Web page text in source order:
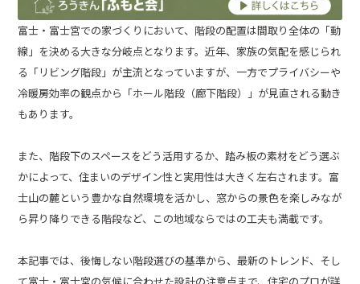
富士・富士宮での家づくりにおいて、階段の配置は間取り全体の「動
線」を決める大きな分岐点となります。近年、家族の気配を感じられ
る「リビング階段」が主流となっていますが、一方でプライバシーや
冷暖房効率の観点から「ホール階段（廊下階段）」が見直される動き
もあります。
また、階段下のスペースをどう活用するか、踏み板の素材をどう選ぶ
かによって、住まいのデザイン性と実用性は大きく左右されます。富
士山の麓という豊かな自然環境を活かし、窓からの景色を楽しみなが
ら昇り降りできる階段など、この地域ならではの工夫も満載です。
本記事では、後悔しない階段選びの基準から、最新のトレンド、そし
て富士・富士宮の気候に合わせた設計の注意点まで、住宅のプロが詳